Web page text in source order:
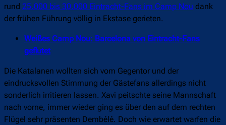
rund 25.000 bis 30.000 Eintracht-Fans im Camp Nou dank
der frühen Führung völlig in Ekstase gerieten.
Weißes Camp Nou: Barcelona von Eintracht-Fans
geflutet
Die Katalanen wollten sich vom Gegentor und der
eindrucksvollen Stimmung der Gästefans allerdings nicht
sonderlich irritieren lassen. Xavi peitschte seine Mannschaft
nach vorne, immer wieder ging es über den auf dem rechten
Flügel sehr präsenten Dembélé. Doch wie erwartet warfen die